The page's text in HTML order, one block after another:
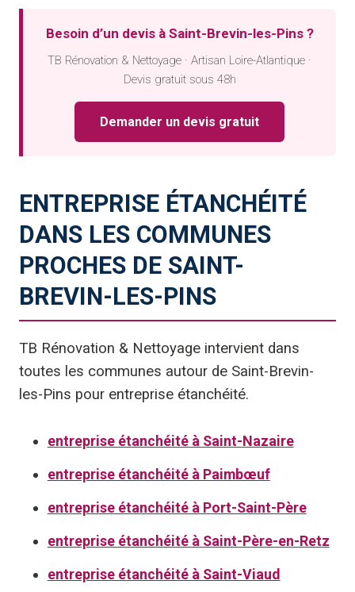
Besoin d’un devis à Saint-Brevin-les-Pins ?
TB Rénovation & Nettoyage · Artisan Loire-Atlantique ·
Devis gratuit sous 48h
Demander un devis gratuit
ENTREPRISE ÉTANCHÉITÉ
DANS LES COMMUNES
PROCHES DE SAINT-
BREVIN-LES-PINS
TB Rénovation & Nettoyage intervient dans
toutes les communes autour de Saint-Brevin-
les-Pins pour entreprise étanchéité.
entreprise étanchéité à Saint-Nazaire
entreprise étanchéité à Paimbœuf
entreprise étanchéité à Port-Saint-Père
entreprise étanchéité à Saint-Père-en-Retz
entreprise étanchéité à Saint-Viaud